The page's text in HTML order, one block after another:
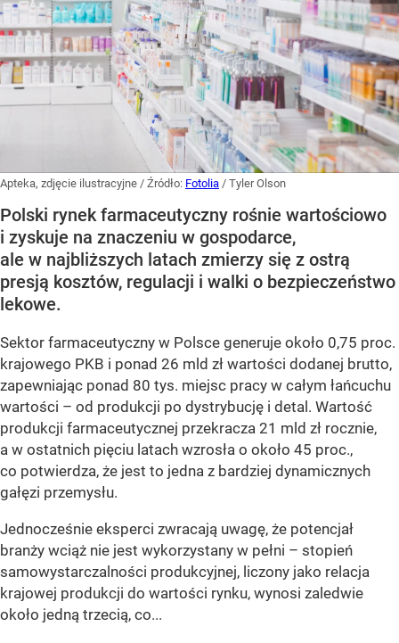
Apteka, zdjęcie ilustracyjne / Źródło: Fotolia / Tyler Olson
Polski rynek farmaceutyczny rośnie wartościowo
i zyskuje na znaczeniu w gospodarce,
ale w najbliższych latach zmierzy się z ostrą
presją kosztów, regulacji i walki o bezpieczeństwo
lekowe.
Sektor farmaceutyczny w Polsce generuje około 0,75 proc.
krajowego PKB i ponad 26 mld zł wartości dodanej brutto,
zapewniając ponad 80 tys. miejsc pracy w całym łańcuchu
wartości – od produkcji po dystrybucję i detal. Wartość
produkcji farmaceutycznej przekracza 21 mld zł rocznie,
a w ostatnich pięciu latach wzrosła o około 45 proc.,
co potwierdza, że jest to jedna z bardziej dynamicznych
gałęzi przemysłu.
Jednocześnie eksperci zwracają uwagę, że potencjał
branży wciąż nie jest wykorzystany w pełni – stopień
samowystarczalności produkcyjnej, liczony jako relacja
krajowej produkcji do wartości rynku, wynosi zaledwie
około jedną trzecią, co...